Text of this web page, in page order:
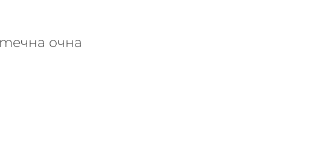
и използвайте върха на очната линия, за да
очна